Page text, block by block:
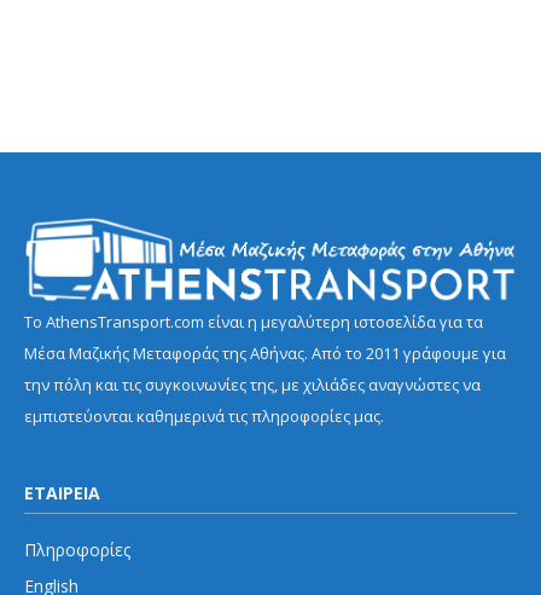
Το AthensTransport.com είναι η μεγαλύτερη ιστοσελίδα για τα
Μέσα Μαζικής Μεταφοράς της Αθήνας. Από το 2011 γράφουμε για
την πόλη και τις συγκοινωνίες της, με χιλιάδες αναγνώστες να
εμπιστεύονται καθημερινά τις πληροφορίες μας.
ΕΤΑΙΡΕΙΑ
Πληροφορίες
English